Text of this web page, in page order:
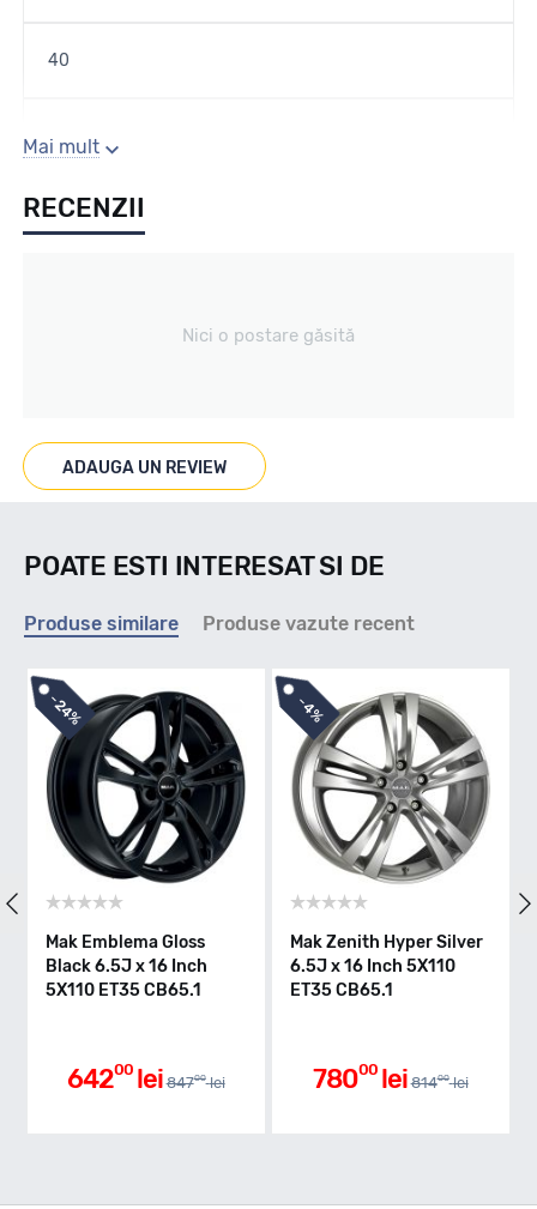
40
Gaura centrala
65.1
Se poate cumpara doar la set de 4 buc! Kit montaj GRATUIT
in caz ca este nevoie!
Mai mult
RECENZII
Nici o postare găsită
ADAUGA UN REVIEW
POATE ESTI INTERESAT SI DE
Produse similare Produse vazute recent
-
24%
Mak Emblema Gloss
Black 6.5J x 16 Inch
5X110 ET35 CB65.1
64200 lei 84700 lei
-
4%
Mak Zenith Hyper Silver
6.5J x 16 Inch 5X110
ET35 CB65.1
78000 lei 81400 lei